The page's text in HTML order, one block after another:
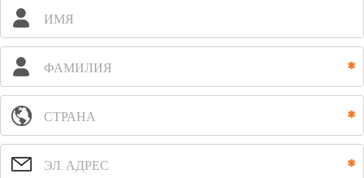
ИМЯ
ФАМИЛИЯ
СТРАНА
ЭЛ. АДРЕС